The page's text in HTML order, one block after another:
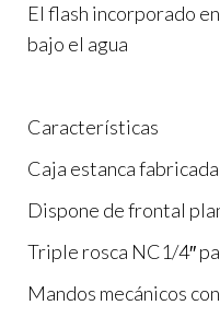
El flash incorporado
bajo el agua
Características
Caja estanca
Dispone de frontal
Triple rosca NC1/4″
Mandos mecánicos